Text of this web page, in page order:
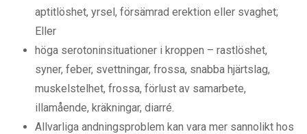
aptitlöshet, yrsel, försämrad erektion eller svaghet;
Eller
höga serotoninsituationer i kroppen – rastlöshet,
syner, feber, svettningar, frossa, snabba hjärtslag,
muskelstelhet, frossa, förlust av samarbete,
illamående, kräkningar, diarré.
Allvarliga andningsproblem kan vara mer sannolikt hos